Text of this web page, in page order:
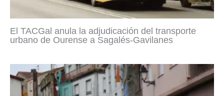
El TACGal anula la adjudicación del transporte
urbano de Ourense a Sagalés-Gavilanes